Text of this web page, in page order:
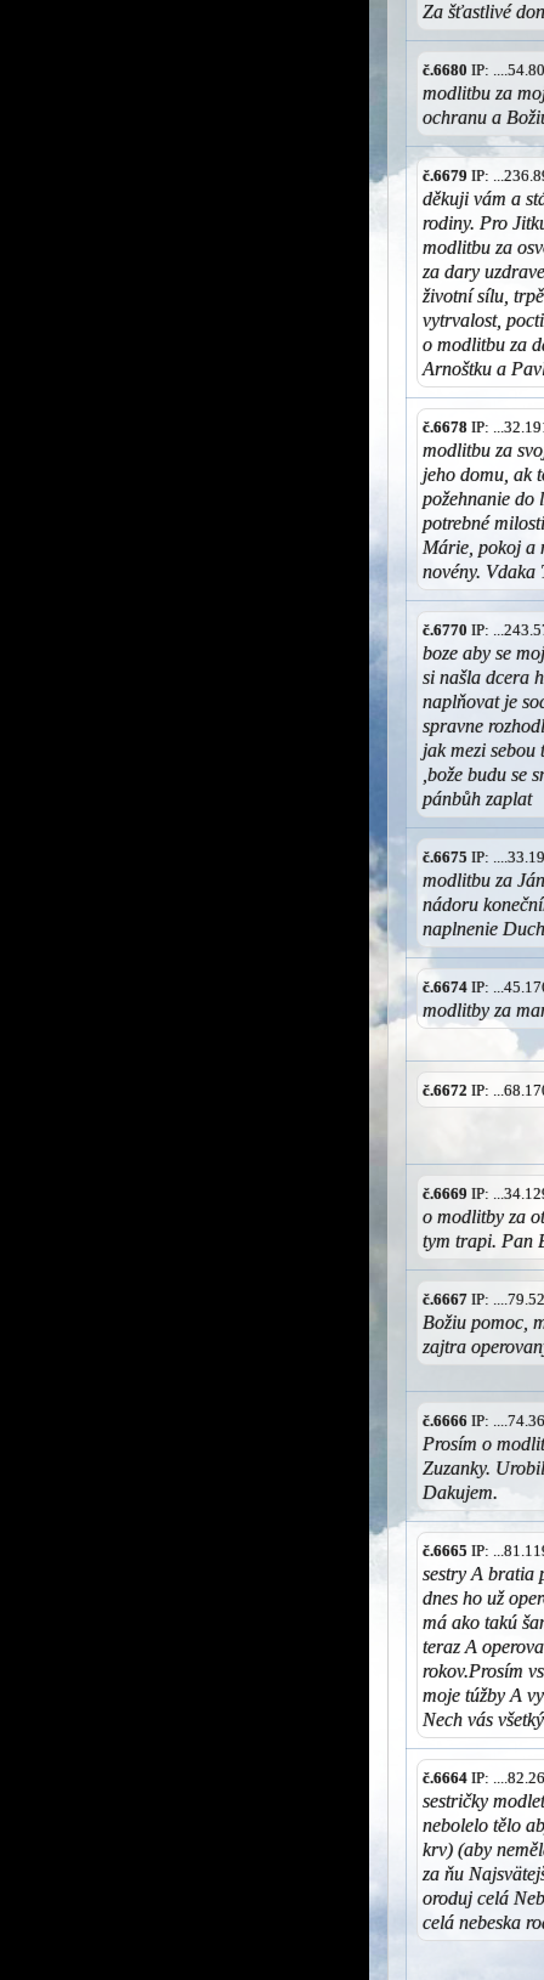
Za šťastlivé
č.6680 IP:
modlitbu za
ochranu a
č.6679 IP:
děkuji vám a
rodiny. Pro
modlitbu za
za dary
životní sílu,
vytrvalost,
o modlitbu za
Arnoštku a
č.6678 IP:
modlitbu za
jeho domu, ak
požehnanie do
potrebné
Márie, pokoj a
novény. Vdaka
č.6770 IP:
boze aby se
si našla dcera
naplňovat je
spravne
jak mezi
,bože budu se
pánbůh zaplat
č.6675 IP:
modlitbu za
nádoru
naplnenie
č.6674 IP:
modlitby za
č.6672 IP:
č.6669 IP:
o modlitby za
tym trapi. Pan
č.6667 IP:
Božiu pomoc,
zajtra
č.6666 IP:
Prosím o
Zuzanky.
Dakujem.
č.6665 IP:
sestry A bratia
dnes ho už
má ako takú
teraz A
rokov.Prosím
moje túžby A
Nech vás
č.6664 IP:
sestričky
nebolelo tělo
krv) (aby
za ňu
oroduj celá
celá nebeska